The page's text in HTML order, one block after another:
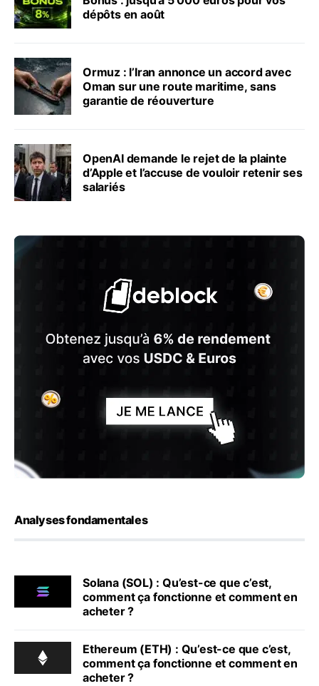
dépôts en août
Ormuz : l’Iran annonce un accord avec
Oman sur une route maritime, sans
garantie de réouverture
OpenAI demande le rejet de la plainte
d’Apple et l’accuse de vouloir retenir ses
salariés
Analyses fondamentales
Solana (SOL) : Qu’est-ce que c’est,
comment ça fonctionne et comment en
acheter ?
Ethereum (ETH) : Qu’est-ce que c’est,
comment ça fonctionne et comment en
acheter ?